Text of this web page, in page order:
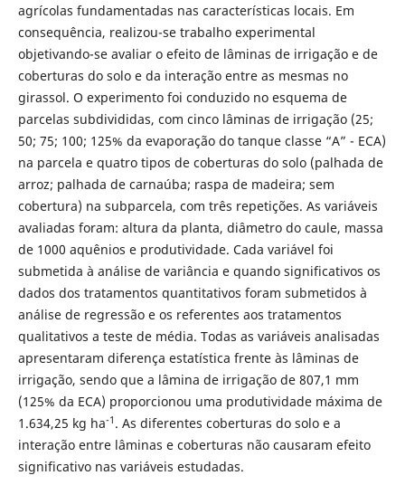
agrícolas fundamentadas nas características locais. Em
consequência, realizou-se trabalho experimental
objetivando-se avaliar o efeito de lâminas de irrigação e de
coberturas do solo e da interação entre as mesmas no
girassol. O experimento foi conduzido no esquema de
parcelas subdivididas, com cinco lâminas de irrigação (25;
50; 75; 100; 125% da evaporação do tanque classe “A” - ECA)
na parcela e quatro tipos de coberturas do solo (palhada de
arroz; palhada de carnaúba; raspa de madeira; sem
cobertura) na subparcela, com três repetições. As variáveis
avaliadas foram: altura da planta, diâmetro do caule, massa
de 1000 aquênios e produtividade. Cada variável foi
submetida à análise de variância e quando significativos os
dados dos tratamentos quantitativos foram submetidos à
análise de regressão e os referentes aos tratamentos
qualitativos a teste de média. Todas as variáveis analisadas
apresentaram diferença estatística frente às lâminas de
irrigação, sendo que a lâmina de irrigação de 807,1 mm
(125% da ECA) proporcionou uma produtividade máxima de
1.634,25 kg ha-1 . As diferentes coberturas do solo e a
interação entre lâminas e coberturas não causaram efeito
significativo nas variáveis estudadas.